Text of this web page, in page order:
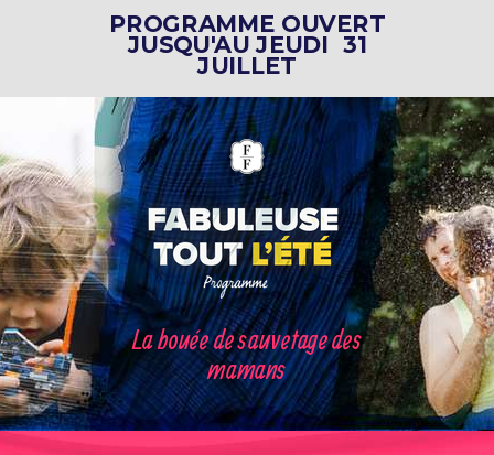
La bouée de sauvetage des
mamans
PROGRAMME OUVERT
JUSQU'AU JEUDI 31
JUILLET